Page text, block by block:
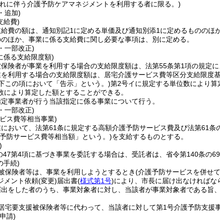
に伴う介護予防ケアマネジメントを利用する者に限る。)
追加)
給費)
費の額は、通知別記1に定める単価及び通知別添1に定めるもののほ
ほか、事業に係る支給費に関し必要な事項は、別に定める。
一部改正)
係る支給限度額)
険者が事業を利用する場合の支給限度額は、法第55条第1項の規定
利用する場合の支給限度額は、居宅介護サービス費等区分支給限度
この項において「告示」という。)第2号イに規定する単位数により算
により算定した額とすることができる。
事業者が行う当該指定に係る事業について行う。
一部改正)
ス費等相当事業)
おいて、法第61条に規定する高額介護予防サービス費及び法第61
防サービス費等相当額」という。)を支給するものとする。
47第4項に基づき事業を委託する場合は、受託者は、省令第140条の
手続)
保険者等は、事業を利用しようとするとき(介護予防サービスを併せ
メント依頼(変更)届出書(様式第1号)により、市長に届け出なければな
をした者のうち、事業対象者に対し、当該者が事業対象者である
宅要支援被保険者等に代わって、当該者に対して第1号介護予防支
請)